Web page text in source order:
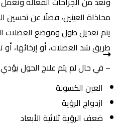
محاذاة العينين، فضلًا عن تحسين
يتم تعديل طول وموضع العضلات
طريق شد العضلات، أو إرخائها،
– في حال لم يتم علاج الحول
العين الكسولة
ازدواج الرؤية
ضعف الرؤية ثلاثية الأبعاد